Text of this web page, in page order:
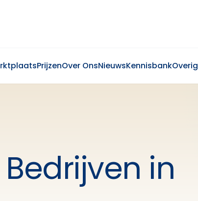
PrijzenOver OnsNieuwsKennisbankOverig
in